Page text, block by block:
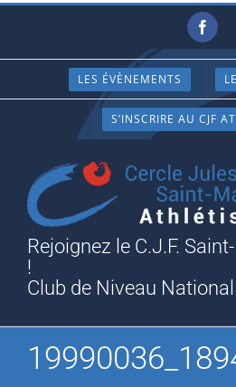
Passer
contenu
LES ÉVÈNEMENTS
S’INSCRIRE AU CJF
Rejoignez le C.J.F.
!
Club de Niveau National